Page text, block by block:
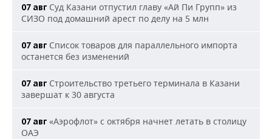
07 авг Суд Казани отпустил главу «Ай Пи Групп» из
СИЗО под домашний арест по делу на 5 млн
07 авг Список товаров для параллельного импорта
останется без изменений
07 авг Строительство третьего терминала в Казани
завершат к 30 августа
07 авг «Аэрофлот» с октября начнет летать в столицу
ОАЭ